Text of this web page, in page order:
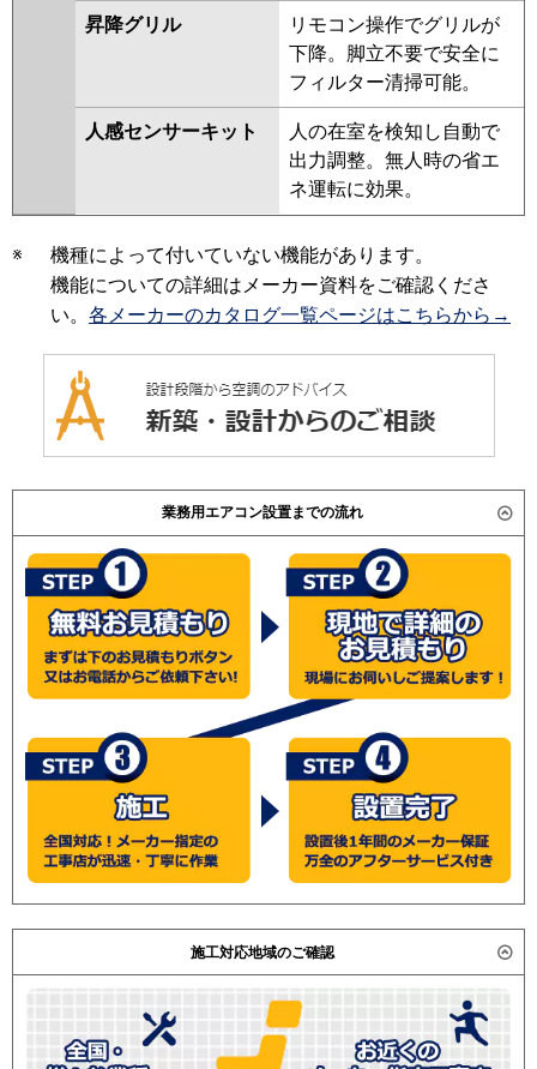
昇降グリル
リモコン操作でグリルが
下降。脚立不要で安全に
フィルター清掃可能。
人感センサーキット
人の在室を検知し自動で
出力調整。無人時の省エ
ネ運転に効果。
※
機種によって付いていない機能があります。
機能についての詳細はメーカー資料をご確認くださ
い。 各メーカーのカタログ一覧ページはこちらから→
業務用エアコン設置までの流れ
施工対応地域のご確認